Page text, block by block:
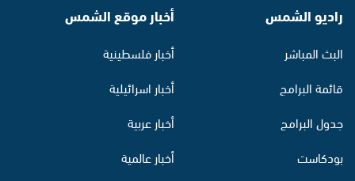
راديو الشمس
البث المباشر
قائمة البرامج
جدول البرامج
بودكاست
أخبار موقع الشمس
أخبار فلسطينية
أخبار اسرائيلية
أخبار عربية
أخبار عالمية